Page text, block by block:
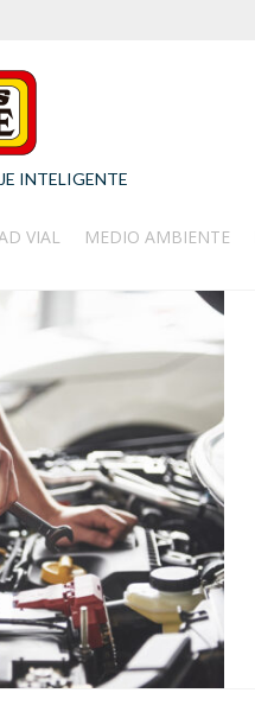
INTELIGENTE
VIAL MEDIO AMBIENTE